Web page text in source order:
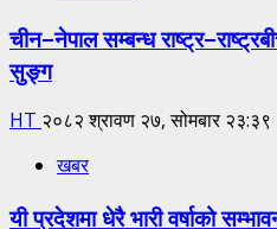
चीन–नेपाल सम्बन्ध
सुङ्ग
HT २०८२ श्रावण २७, सोमबार २३:३९
खबर
यी प्रदेशमा धेरै भारी वर्षाको